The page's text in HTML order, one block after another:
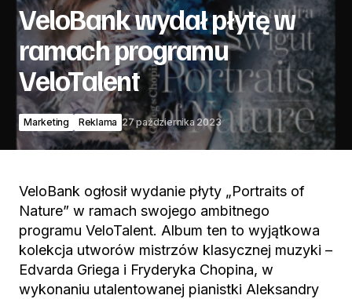
VeloBank wydał płytę w
ramach programu
VeloTalent
Marketing Reklama 27 października 2023
VeloBank ogłosił wydanie płyty „Portraits of
Nature” w ramach swojego ambitnego
programu VeloTalent. Album ten to wyjątkowa
kolekcja utworów mistrzów klasycznej muzyki –
Edvarda Griega i Fryderyka Chopina, w
wykonaniu utalentowanej pianistki Aleksandry